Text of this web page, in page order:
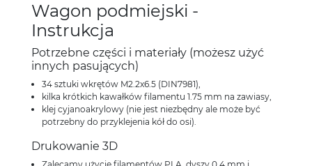
Wagon podmiejski -
Instrukcja
Potrzebne części i materiały (możesz użyć
innych pasujących)
34 sztuki wkrętów M2.2x6.5 (DIN7981),
kilka krótkich kawałków filamentu 1.75 mm na zawiasy,
klej cyjanoakrylowy (nie jest niezbędny ale może być
potrzebny do przyklejenia kół do osi).
Drukowanie 3D